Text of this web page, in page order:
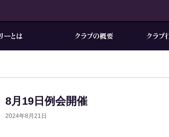
8月19日例会開催
2024年8月21日